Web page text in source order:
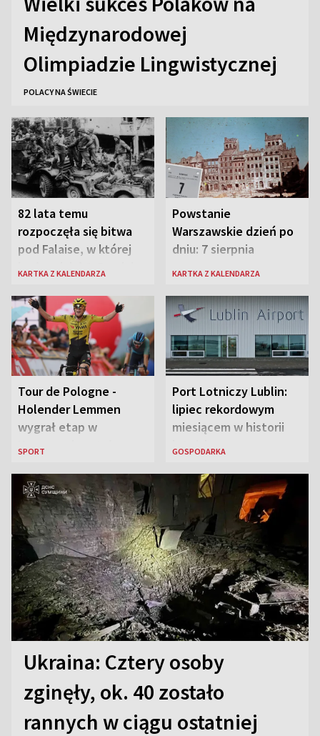
Międzynarodowej
Olimpiadzie Lingwistycznej
POLACY NA ŚWIECIE
82 lata temu
rozpoczęła się bitwa
pod Falaise, w której
brała udział 1. Dywizja
KARTKA Z KALENDARZA
Powstanie
Warszawskie dzień po
dniu: 7 sierpnia
KARTKA Z KALENDARZA
Tour de Pologne -
Holender Lemmen
wygrał etap w
Karpaczu i został
SPORT
Port Lotniczy Lublin:
lipiec rekordowym
miesiącem w historii
lotniska
GOSPODARKA
Ukraina: Cztery osoby
zginęły, ok. 40 zostało
rannych w ciągu ostatniej